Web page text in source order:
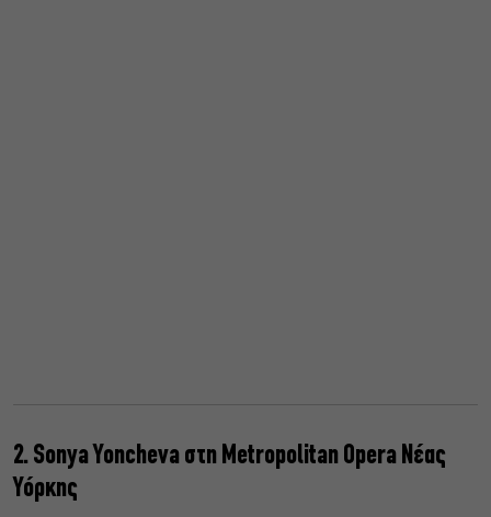
2. Sonya Yoncheva στη Metropolitan Opera Νέας
Υόρκης